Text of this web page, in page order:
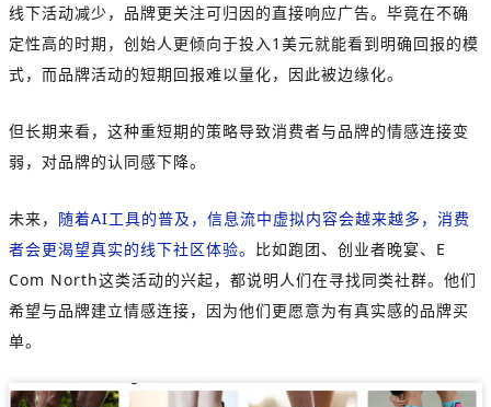
线下活动减少，品牌更关注可归因的直接响应广告。毕竟在不确
定性高的时期，创始人更倾向于投入1美元就能看到明确回报的模
式，而品牌活动的短期回报难以量化，因此被边缘化。
但长期来看，这种重短期的策略导致消费者与品牌的情感连接变
弱，对品牌的认同感下降。
未来， 随着AI工具的普及，信息流中虚拟内容会越来越多，消费
者会更渴望真实的线下社区体验。 比如跑团、创业者晚宴、E
Com North这类活动的兴起，都说明人们在寻找同类社群。他们
希望与品牌建立情感连接，因为他们更愿意为有真实感的品牌买
单。